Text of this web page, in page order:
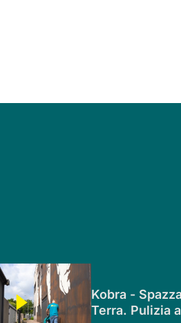
Kobra -
Terra. Pulizia